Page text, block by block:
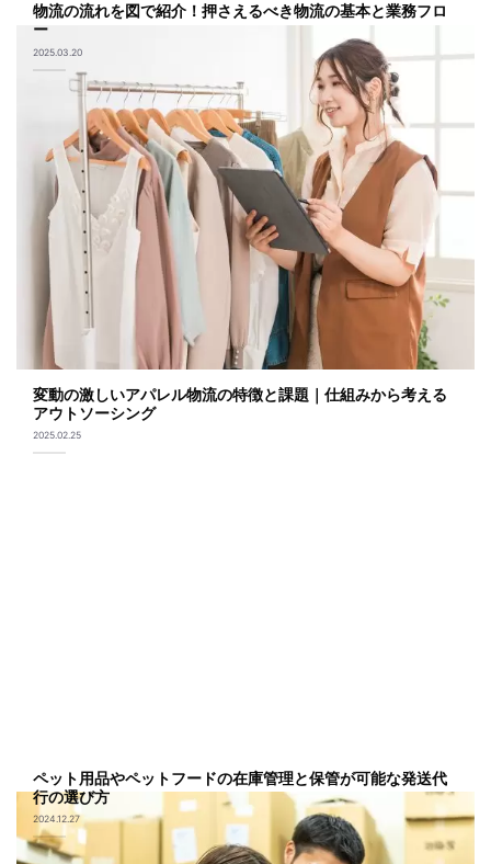
物流の流れを図で紹介！押さえるべき物流の基本と業務フロ
ー
2025.03.20
変動の激しいアパレル物流の特徴と課題｜仕組みから考える
アウトソーシング
2025.02.25
ペット用品やペットフードの在庫管理と保管が可能な発送代
行の選び方
2024.12.27